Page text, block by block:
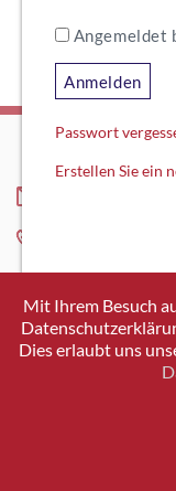
Angemeldet
Anmelden
Passwort
Erstellen Sie ein
SWISSICT
VULKANSTRASSE 120
8048 ZURICH
Mit Ihrem Besuch
Dies erlaubt uns